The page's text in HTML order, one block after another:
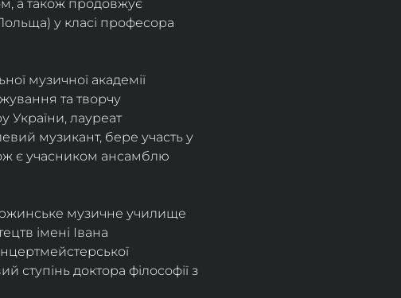
а також продовжує
у класі професора
музичної академії
та творчу
України, лауреат
музикант, бере участь у
є учасником ансамблю
музичне училище
імені Івана
ступінь доктора філософії з